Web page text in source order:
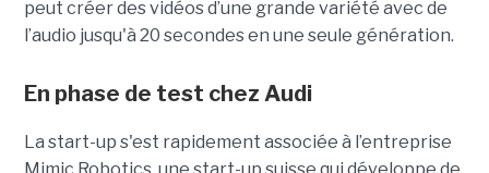
peut créer des vidéos d’une grande variété avec de
l’audio jusqu'à 20 secondes en une seule génération.
En phase de test chez Audi
La start-up s'est rapidement associée à l’entreprise